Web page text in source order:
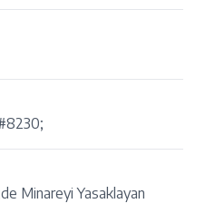
Minareyi Yasaklayan